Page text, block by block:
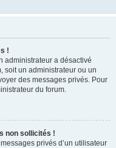
!
administrateur a désactivé
soit un administrateur ou un
des messages privés. Pour
du forum.
non sollicités !
privés d’un utilisateur